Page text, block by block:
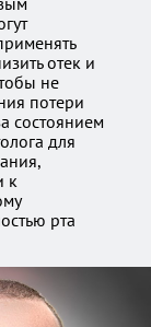
отек и
не
потери
состоянием
для
к
рта